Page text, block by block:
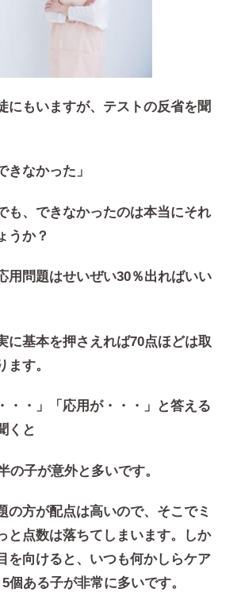
にもいますが、テストの反省を聞
きなかった」
も、できなかったのは本当にそれ
うか？
用問題はせいぜい30％出ればいい
に基本を押さえれば70点ほどは取
ます。
・・」「応用が・・・」と答える
くと
の子が意外と多いです。
の方が配点は高いので、そこでミ
と点数は落ちてしまいます。しか
を向けると、いつも何かしらケア
個ある子が非常に多いです。